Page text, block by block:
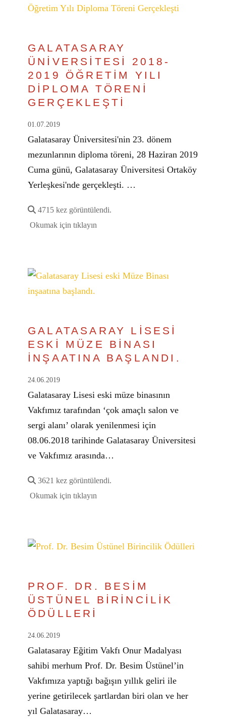
GALATASARAY
ÜNİVERSİTESİ 2018-
2019 ÖĞRETİM YILI
DİPLOMA TÖRENİ
GERÇEKLEŞTİ
01.07.2019
Galatasaray Üniversitesi'nin 23. dönem
mezunlarının diploma töreni, 28 Haziran 2019
Cuma günü, Galatasaray Üniversitesi Ortaköy
Yerleşkesi'nde gerçekleşti. …
4715 kez görüntülendi.
Okumak için tıklayın
GALATASARAY LİSESİ
ESKİ MÜZE BİNASI
İNŞAATINA BAŞLANDI.
24.06.2019
Galatasaray Lisesi eski müze binasının
Vakfımız tarafından ‘çok amaçlı salon ve
sergi alanı’ olarak yenilenmesi için
08.06.2018 tarihinde Galatasaray Üniversitesi
ve Vakfımız arasında…
3621 kez görüntülendi.
Okumak için tıklayın
PROF. DR. BESİM
ÜSTÜNEL BİRİNCİLİK
ÖDÜLLERİ
24.06.2019
Galatasaray Eğitim Vakfı Onur Madalyası
sahibi merhum Prof. Dr. Besim Üstünel’in
Vakfımıza yaptığı bağışın yıllık geliri ile
yerine getirilecek şartlardan biri olan ve her
yıl Galatasaray…